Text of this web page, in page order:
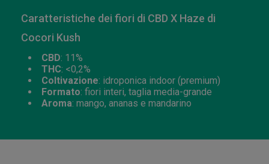
Caratteristiche dei fiori di CBD X Haze di
Cocori Kush
CBD: 11%
THC: <0,2%
Coltivazione: idroponica indoor (premium)
Formato: fiori interi, taglia media-grande
Aroma: mango, ananas e mandarino